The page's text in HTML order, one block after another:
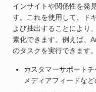
インサイトや関係性を発
す。これを使用して、ド
よび抽出することにより
素化できます。例えば、
のタスクを実行できます。
カスタマーサポート
メディアフィードな